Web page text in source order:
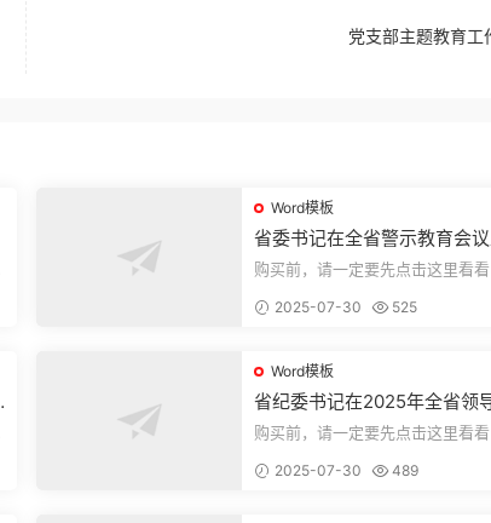
党支部主题教育工
Word模板
省委书记在全省警示教育会
的讲话.1
购买前，请一定要先点击这里看
束，本文...
2025-07-30 525
Word模板
省纪委书记在2025年全省领
部警示教育会上的讲话.1
购买前，请一定要先点击这里看
束，本文...
2025-07-30 489